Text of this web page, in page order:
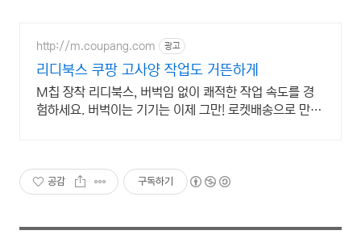
http://m.coupang.com 광고
리디북스 쿠팡 고사양 작업도 거뜬하게
M칩 장착 리디북스, 버벅임 없이 쾌적한 작업 속도를 경
험하세요. 버벅이는 기기는 이제 그만! 로켓배송으로 만나
공감 구독하기